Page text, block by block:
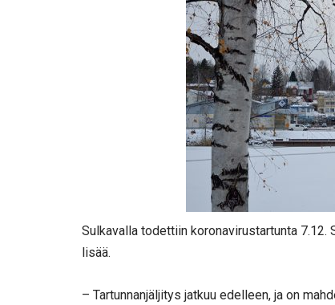
Sulkavalla todettiin koronavirustartunta
lisää.
– Tartunnanjäljitys jatkuu edelleen, ja on